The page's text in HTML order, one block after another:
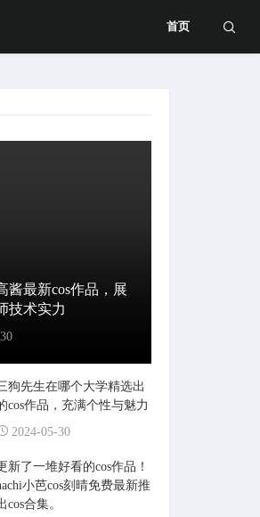
首页
酱最新cos作品，展
技术实力
狗先生在哪个大学精选出
cos作品，充满个性与魅力
2024-05-30
新了一堆好看的cos作品！
小芭cos刻晴免费最新推
cos合集。